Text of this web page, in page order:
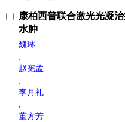
康柏西普联合激光光凝
水肿
魏琳
,
赵宪孟
,
李月礼
,
董方芳